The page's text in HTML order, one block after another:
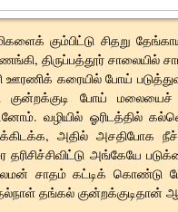
கும்பிட்டு சிதறு
திருப்பத்தூர் சாலையில்
ஊரணிக் கரையில் போய்
குன்றக்குடி போய் மலையைச்
வழியில் ஓரிடத்தில்
அதில் அசதிபோக
தரிசிச்சிவிட்டு அங்கேயே
சாதம் கட்டிக் கொண்டு
தங்கல்